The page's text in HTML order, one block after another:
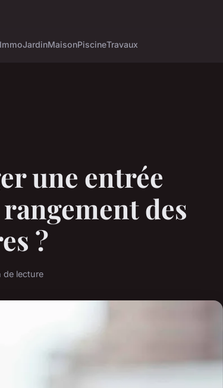
ImmoJardinMaisonPiscineTravaux
une entrée
des
?
de lecture